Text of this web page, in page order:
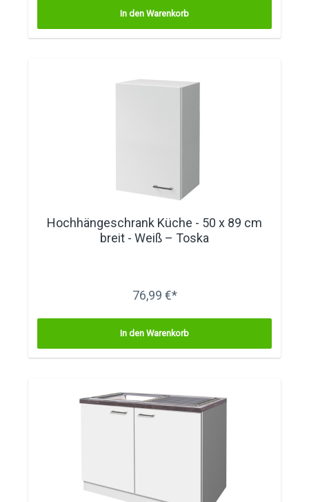
In den Warenkorb
Hochhängeschrank Küche - 50 x 89 cm
breit - Weiß – Toska
76,99 €*
In den Warenkorb